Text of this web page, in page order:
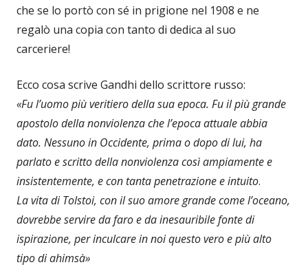
che se lo portò con sé in prigione nel 1908 e ne
regalò una copia con tanto di dedica al suo
carceriere!
Ecco cosa scrive Gandhi dello scrittore russo:
«Fu l’uomo più veritiero della sua epoca. Fu il più grande
apostolo della nonviolenza che l’epoca attuale abbia
dato. Nessuno in Occidente, prima o dopo di lui, ha
parlato e scritto della nonviolenza così ampiamente e
insistentemente, e con tanta penetrazione e intuito.
La vita di Tolstoi, con il suo amore grande come l’oceano,
dovrebbe servire da faro e da inesauribile fonte di
ispirazione, per inculcare in noi questo vero e più alto
tipo di ahimsà»